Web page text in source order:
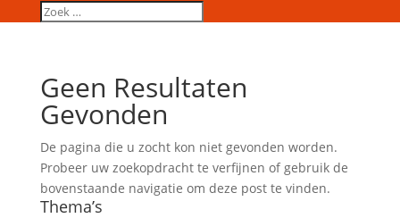
Geen Resultaten
Gevonden
De pagina die u zocht kon niet gevonden worden.
Probeer uw zoekopdracht te verfijnen of gebruik de
bovenstaande navigatie om deze post te vinden.
Thema’s